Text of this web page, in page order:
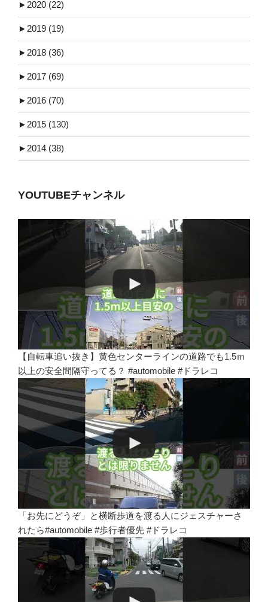
► 2020 (22)
► 2019 (19)
► 2018 (36)
► 2017 (69)
► 2016 (70)
► 2015 (130)
► 2014 (38)
YOUTUBEチャンネル
【自転車追い抜き】黄色センターラインの道路でも1.5ｍ
以上の安全間隔守ってる？ #automobile #ドラレコ
「お先にどうぞ」と横断歩道を渡る人にジェスチャーさ
れたら#automobile #歩行者優先 #ドラレコ